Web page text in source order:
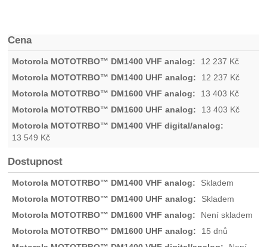
Cena
12 237 Kč
12 237 Kč
13 403 Kč
13 403 Kč
13 549 Kč
Dostupnost
Skladem
Skladem
Není skladem
15 dnů